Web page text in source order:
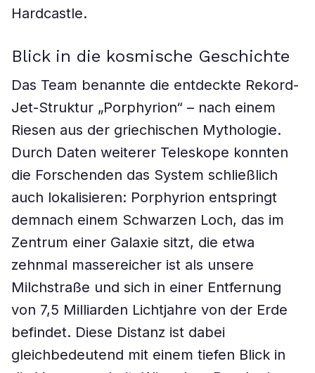
Hardcastle.
Blick in die kosmische Geschichte
Das Team benannte die entdeckte Rekord-
Jet-Struktur „Porphyrion“ – nach einem
Riesen aus der griechischen Mythologie.
Durch Daten weiterer Teleskope konnten
die Forschenden das System schließlich
auch lokalisieren: Porphyrion entspringt
demnach einem Schwarzen Loch, das im
Zentrum einer Galaxie sitzt, die etwa
zehnmal massereicher ist als unsere
Milchstraße und sich in einer Entfernung
von 7,5 Milliarden Lichtjahre von der Erde
befindet. Diese Distanz ist dabei
gleichbedeutend mit einem tiefen Blick in